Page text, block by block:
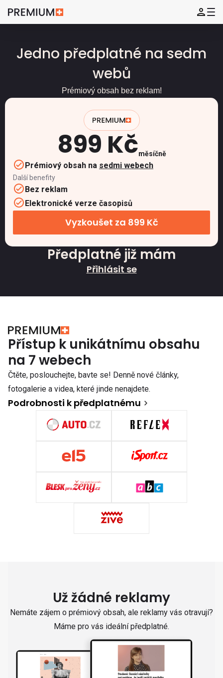
Jedno předplatné na sedm
webů
Prémiový obsah bez reklam!
899 Kčměsíčně
Prémiový obsah na sedmi webech
Další benefity
Bez reklam
Elektronické verze časopisů
Vyzkoušet za 899 Kč
Předplatné již mám
Přihlásit se
Přístup k unikátnímu obsahu
na 7 webech
Čtěte, poslouchejte, bavte se! Denně nové články,
fotogalerie a videa, které jinde nenajdete.
Podrobnosti k předplatnému
Už žádné reklamy
Nemáte zájem o prémiový obsah, ale reklamy vás otravují?
Máme pro vás ideální předplatné.